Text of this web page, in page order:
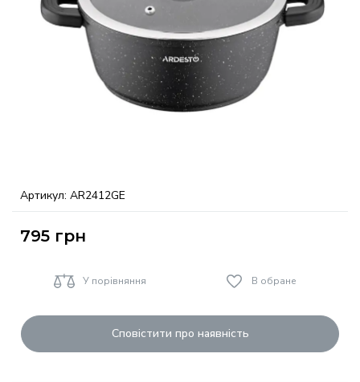
Артикул: AR2412GE
795 грн
У порівняння В обране
Сповістити про наявність